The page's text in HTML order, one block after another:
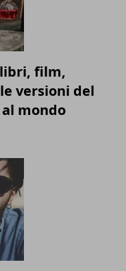
libri, film,
versioni del
mondo